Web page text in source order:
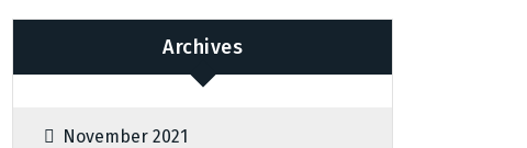
Archives
November 2021